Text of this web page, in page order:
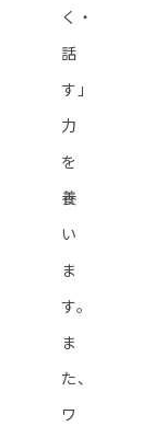
く・
話
す」
力
を
養
い
ま
す。
ま
た、
ワ